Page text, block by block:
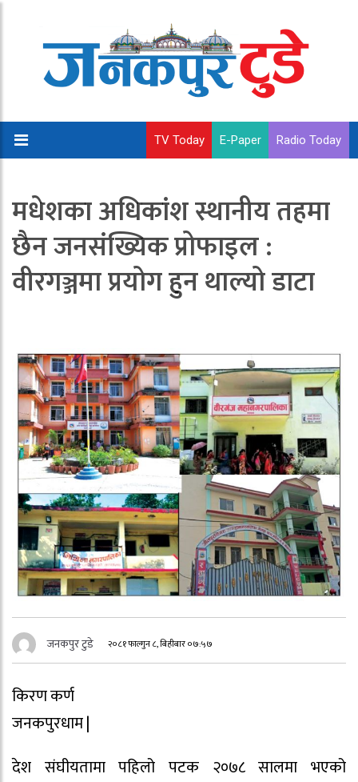
TV Today E-Paper Radio Today
मधेशका अधिकांश स्थानीय तहमा
छैन जनसंख्यिक प्रोफाइल :
वीरगञ्जमा प्रयोग हुन थाल्यो डाटा
जनकपुर टुडे २०८१ फाल्गुन ८, बिहीबार ०७:५७
किरण कर्ण
जनकपुरधाम |
देश संघीयतामा पहिलो पटक २०७८ सालमा भएको